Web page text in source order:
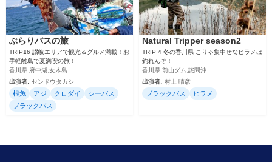
ぶらりバスの旅
TRIP16 讃岐エリアで観光＆グルメ満載！お
手軽離島で夏満喫の旅！
香川県 府中湖,女木島
出演者: センドウタカシ
根魚 アジ クロダイ
シーバス
ブラックバス
Natural Tripper season2
TRIP 4 冬の香川県 こりゃ集中せなヒラメは
釣れんぞ！
香川県 前山ダム,詫間沖
出演者: 村上 晴彦
ブラックバス ヒラメ